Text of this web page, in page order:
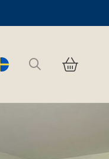
Change language
Sök